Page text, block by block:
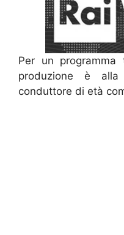
Per un
produzione è
conduttore di età